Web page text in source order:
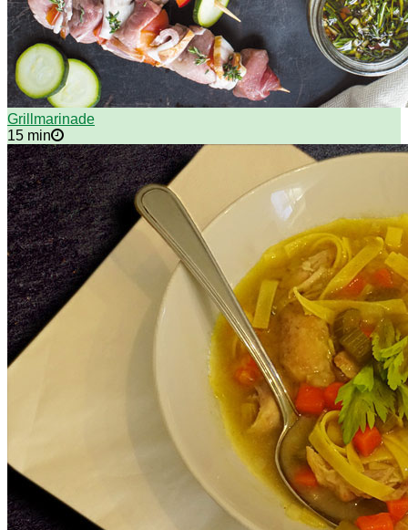
Grillmarinade
15 min